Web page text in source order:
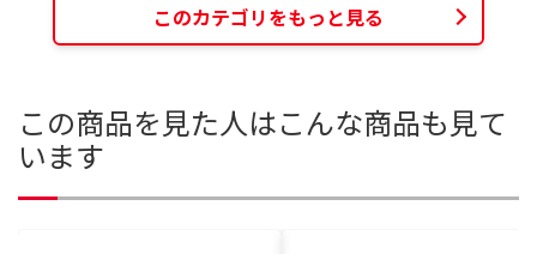
このカテゴリをもっと見る
この商品を見た人はこんな商品も見て
います